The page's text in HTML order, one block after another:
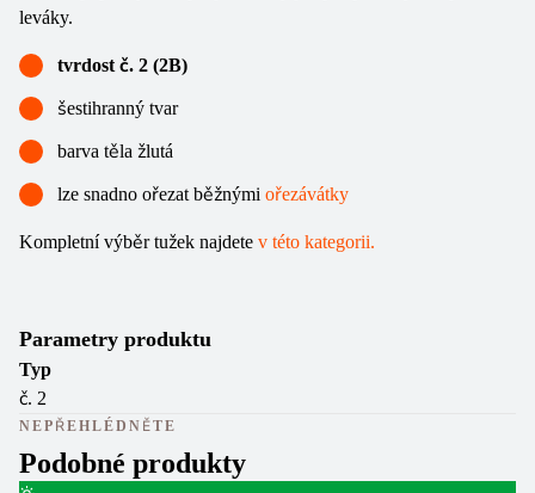
leváky.
tvrdost č. 2 (2B)
šestihranný tvar
barva těla žlutá
lze snadno ořezat běžnými ořezávátky
Kompletní výběr tužek najdete v této kategorii.
Parametry produktu
Typ
č. 2
NEPŘEHLÉDNĚTE
Podobné produkty